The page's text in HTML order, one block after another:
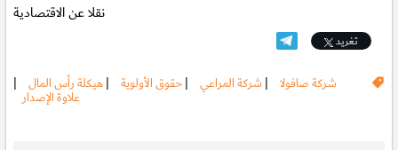
نقلا عن الاقتصادية
تغريد
شركة صافولا |شركة المراعي |حقوق الأولوية |هيكلة رأس المال |
علاوة الإصدار